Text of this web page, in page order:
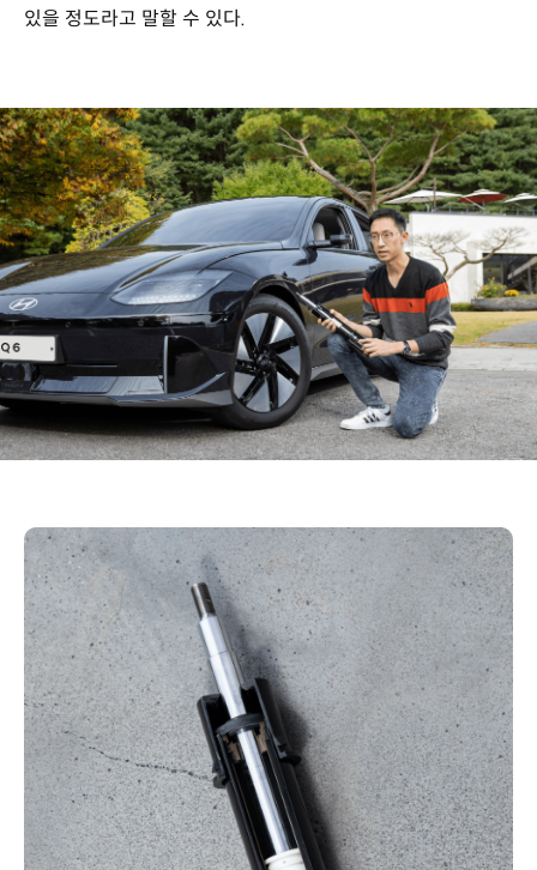
있을 정도라고 말할 수 있다.